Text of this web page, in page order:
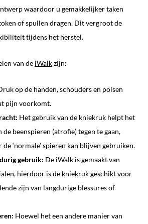
waardoor u gemakkelijker taken
of spullen dragen. Dit vergroot de
tijdens het herstel.
van de iWalkzijn:
op de handen, schouders en polsen
pijn voorkomt.
Het gebruik van de kniekruk helpt het
beenspieren (atrofie) tegen te gaan,
‘normale’ spieren kan blijven gebruiken.
gebruik: De iWalk is gemaakt van
hierdoor is de kniekruk geschikt voor
zijn van langdurige blessures of
Hoewel het een andere manier van